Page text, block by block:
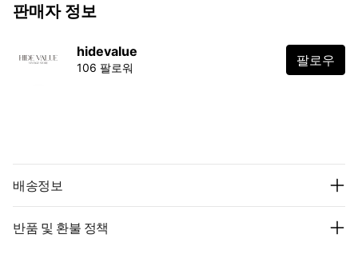
판매자 정보
hidevalue
106 팔로워 팔로우
배송정보
반품 및 환불 정책